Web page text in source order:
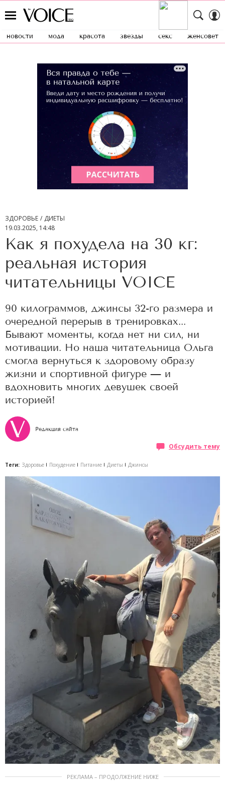
новости мода красота звезды секс женсовет
ЗДОРОВЬЕ
ДИЕТЫ
19.03.2025, 14:48
Как я похудела на 30 кг:
реальная история
читательницы VOICE
90 килограммов, джинсы 32-го размера и
очередной перерыв в тренировках...
Бывают моменты, когда нет ни сил, ни
мотивации. Но наша читательница Ольга
смогла вернуться к здоровому образу
жизни и спортивной фигуре — и
вдохновить многих девушек своей
историей!
Редакция сайта
Обсудить тему
Теги: Здоровье Похудение Питание Диеты Джинсы
РЕКЛАМА – ПРОДОЛЖЕНИЕ НИЖЕ